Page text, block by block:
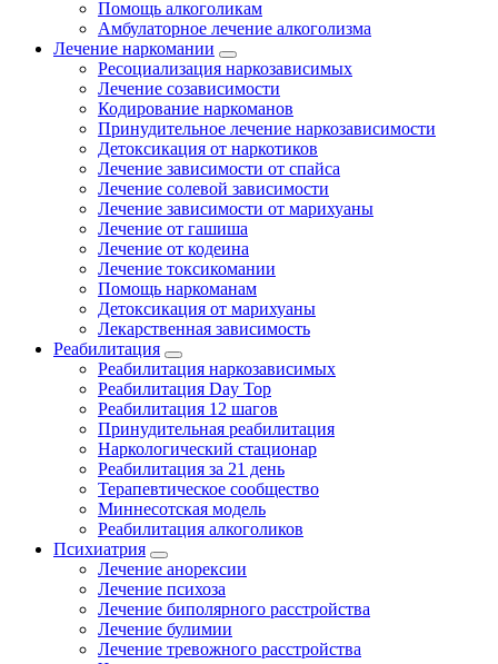
Помощь алкоголикам
Амбулаторное лечение алкоголизма
Лечение наркомании
Ресоциализация наркозависимых
Лечение созависимости
Кодирование наркоманов
Принудительное лечение наркозависимости
Детоксикация от наркотиков
Лечение зависимости от спайса
Лечение солевой зависимости
Лечение зависимости от марихуаны
Лечение от гашиша
Лечение от кодеина
Лечение токсикомании
Помощь наркоманам
Детоксикация от марихуаны
Лекарственная зависимость
Реабилитация
Реабилитация наркозависимых
Реабилитация Day Top
Реабилитация 12 шагов
Принудительная реабилитация
Наркологический стационар
Реабилитация за 21 день
Терапевтическое сообщество
Миннесотская модель
Реабилитация алкоголиков
Психиатрия
Лечение анорексии
Лечение психоза
Лечение биполярного расстройства
Лечение булимии
Лечение тревожного расстройства